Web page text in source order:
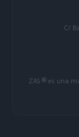
C/
ZAS ® es una